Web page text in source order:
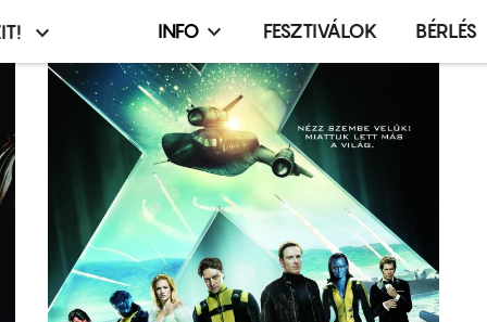
Infó,
esemény,
terembérlés
menü
INFO FESZTIVÁLOK BÉRLÉS